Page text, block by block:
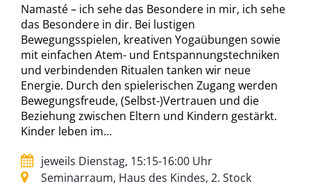
Namasté – ich sehe das Besondere in mir, ich sehe
das Besondere in dir. Bei lustigen
Bewegungsspielen, kreativen Yogaübungen sowie
mit einfachen Atem- und Entspannungstechniken
und verbindenden Ritualen tanken wir neue
Energie. Durch den spielerischen Zugang werden
Bewegungsfreude, (Selbst-)Vertrauen und die
Beziehung zwischen Eltern und Kindern gestärkt.
Kinder leben im…
jeweils Dienstag, 15:15-16:00 Uhr
Seminarraum, Haus des Kindes, 2. Stock